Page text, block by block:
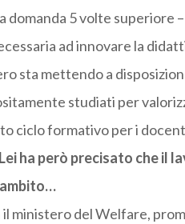
domanda 5 volte superiore
ad innovare la
sta mettendo a
studiati per
ciclo formativo per i
ha però precisato che il
ministero del Welfare,